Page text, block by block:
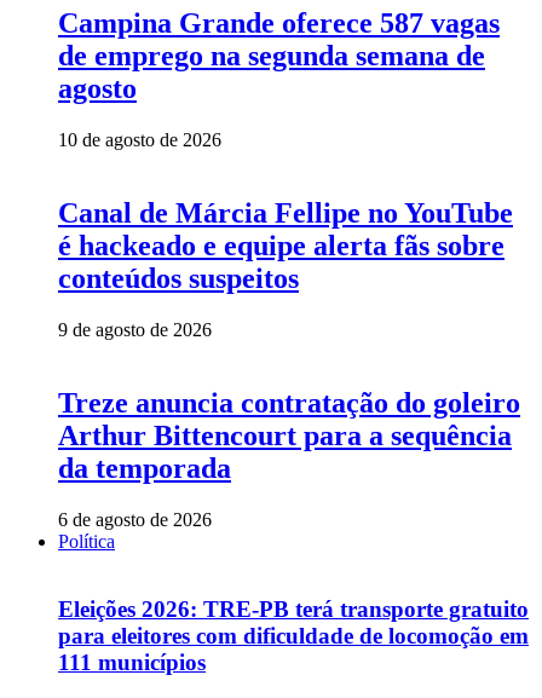
Campina Grande oferece 587 vagas
de emprego na segunda semana de
agosto
10 de agosto de 2026
Canal de Márcia Fellipe no YouTube
é hackeado e equipe alerta fãs sobre
conteúdos suspeitos
9 de agosto de 2026
Treze anuncia contratação do goleiro
Arthur Bittencourt para a sequência
da temporada
6 de agosto de 2026
Política
Eleições 2026: TRE-PB terá transporte gratuito
para eleitores com dificuldade de locomoção em
111 municípios